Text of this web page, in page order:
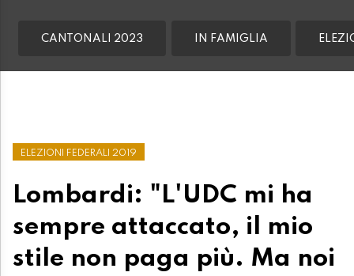
CANTONALI 2023 IN FAMIGLIA
ELEZIONI FEDERALI 2019
Lombardi: "L'UDC mi ha
sempre attaccato, il mio
stile non paga più. Ma noi